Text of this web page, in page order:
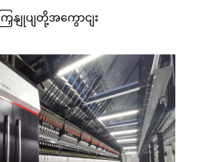
ကြှနျုပျတို့အကွောငျး